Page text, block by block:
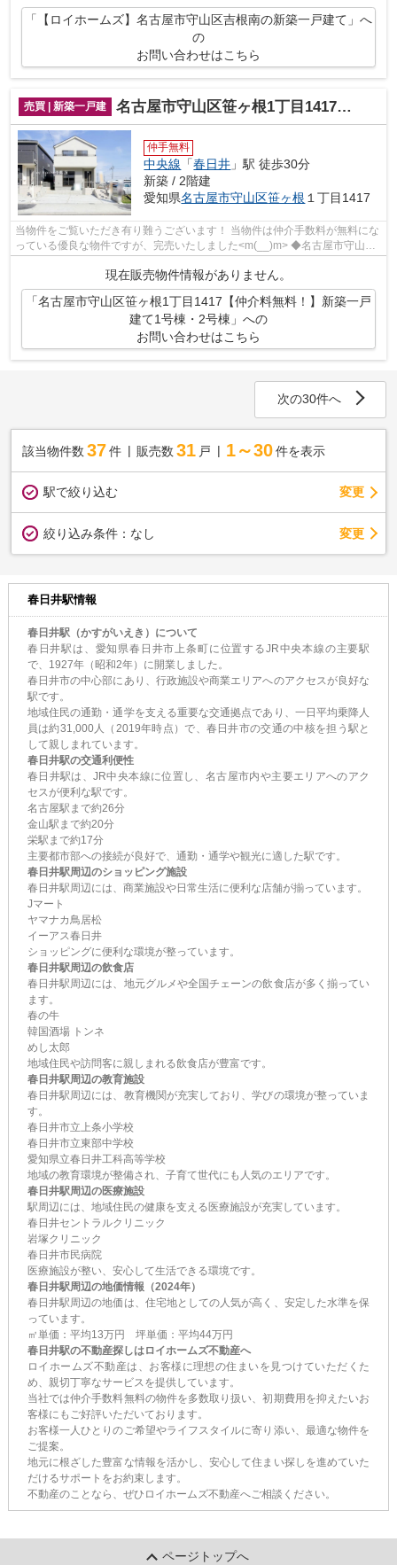
「【ロイホームズ】名古屋市守山区吉根南の新築一戸建て」へ
の
お問い合わせはこちら
売買 | 新築一戸建 名古屋市守山区笹ヶ根1丁目1417【仲介料無料！】新築一戸建て1号棟・2号棟
仲手無料
中央線 「春日井 」駅 徒歩30分
新築 / 2階建
愛知県名古屋市守山区笹ヶ根 １丁目1417
当物件をご覧いただき有り難うございます！ 当物件は仲介手数料が無料にな
っている優良な物件ですが、完売いたしました<m(__)m> ◆名古屋市守山区
現在販売物件情報がありません。
「名古屋市守山区笹ヶ根1丁目1417【仲介料無料！】新築一戸
建て1号棟・2号棟」への
お問い合わせはこちら
次の30件へ
該当物件数 37件 販売数 31 戸 1～30 件を表示
駅で絞り込む 変更
絞り込み条件： なし 変更
春日井駅情報
春日井駅（かすがいえき）について
春日井駅は、愛知県春日井市上条町に位置するJR中央本線の主要駅
で、1927年（昭和2年）に開業しました。
春日井市の中心部にあり、行政施設や商業エリアへのアクセスが良好な
駅です。
地域住民の通勤・通学を支える重要な交通拠点であり、一日平均乗降人
員は約31,000人（2019年時点）で、春日井市の交通の中核を担う駅と
して親しまれています。
春日井駅の交通利便性
春日井駅は、JR中央本線に位置し、名古屋市内や主要エリアへのアク
セスが便利な駅です。
名古屋駅まで約26分
金山駅まで約20分
栄駅まで約17分
主要都市部への接続が良好で、通勤・通学や観光に適した駅です。
春日井駅周辺のショッピング施設
春日井駅周辺には、商業施設や日常生活に便利な店舗が揃っています。
Jマート
ヤマナカ鳥居松
イーアス春日井
ショッピングに便利な環境が整っています。
春日井駅周辺の飲食店
春日井駅周辺には、地元グルメや全国チェーンの飲食店が多く揃ってい
ます。
春の牛
韓国酒場 トンネ
めし太郎
地域住民や訪問客に親しまれる飲食店が豊富です。
春日井駅周辺の教育施設
春日井駅周辺には、教育機関が充実しており、学びの環境が整っていま
す。
春日井市立上条小学校
春日井市立東部中学校
愛知県立春日井工科高等学校
地域の教育環境が整備され、子育て世代にも人気のエリアです。
春日井駅周辺の医療施設
駅周辺には、地域住民の健康を支える医療施設が充実しています。
春日井セントラルクリニック
岩塚クリニック
春日井市民病院
医療施設が整い、安心して生活できる環境です。
春日井駅周辺の地価情報（2024年）
春日井駅周辺の地価は、住宅地としての人気が高く、安定した水準を保
っています。
㎡単価：平均13万円 坪単価：平均44万円
春日井駅の不動産探しはロイホームズ不動産へ
ロイホームズ不動産は、お客様に理想の住まいを見つけていただくた
め、親切丁寧なサービスを提供しています。
当社では仲介手数料無料の物件を多数取り扱い、初期費用を抑えたいお
客様にもご好評いただいております。
お客様一人ひとりのご希望やライフスタイルに寄り添い、最適な物件を
ご提案。
地元に根ざした豊富な情報を活かし、安心して住まい探しを進めていた
だけるサポートをお約束します。
不動産のことなら、ぜひロイホームズ不動産へご相談ください。
ページトップへ